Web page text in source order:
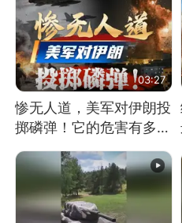
03:27
惨无人道，美军对伊朗投
掷磷弹！它的危害有多